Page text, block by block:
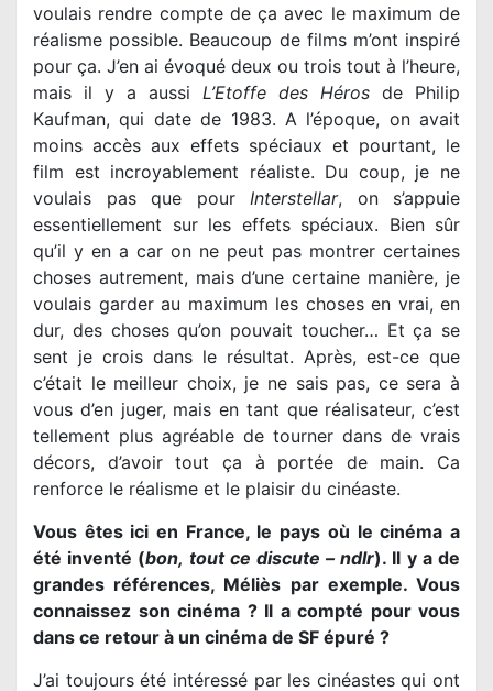
voulais rendre compte de ça avec le maximum de
réalisme possible. Beaucoup de films m’ont inspiré
pour ça. J’en ai évoqué deux ou trois tout à l’heure,
mais il y a aussi L’Etoffe des Héros de Philip
Kaufman, qui date de 1983. A l’époque, on avait
moins accès aux effets spéciaux et pourtant, le
film est incroyablement réaliste. Du coup, je ne
voulais pas que pour Interstellar, on s’appuie
essentiellement sur les effets spéciaux. Bien sûr
qu’il y en a car on ne peut pas montrer certaines
choses autrement, mais d’une certaine manière, je
voulais garder au maximum les choses en vrai, en
dur, des choses qu’on pouvait toucher… Et ça se
sent je crois dans le résultat. Après, est-ce que
c’était le meilleur choix, je ne sais pas, ce sera à
vous d’en juger, mais en tant que réalisateur, c’est
tellement plus agréable de tourner dans de vrais
décors, d’avoir tout ça à portée de main. Ca
renforce le réalisme et le plaisir du cinéaste.
Vous êtes ici en France, le pays où le cinéma a
été inventé (bon, tout ce discute – ndlr). Il y a de
grandes références, Méliès par exemple. Vous
connaissez son cinéma ? Il a compté pour vous
dans ce retour à un cinéma de SF épuré ?
J’ai toujours été intéressé par les cinéastes qui ont